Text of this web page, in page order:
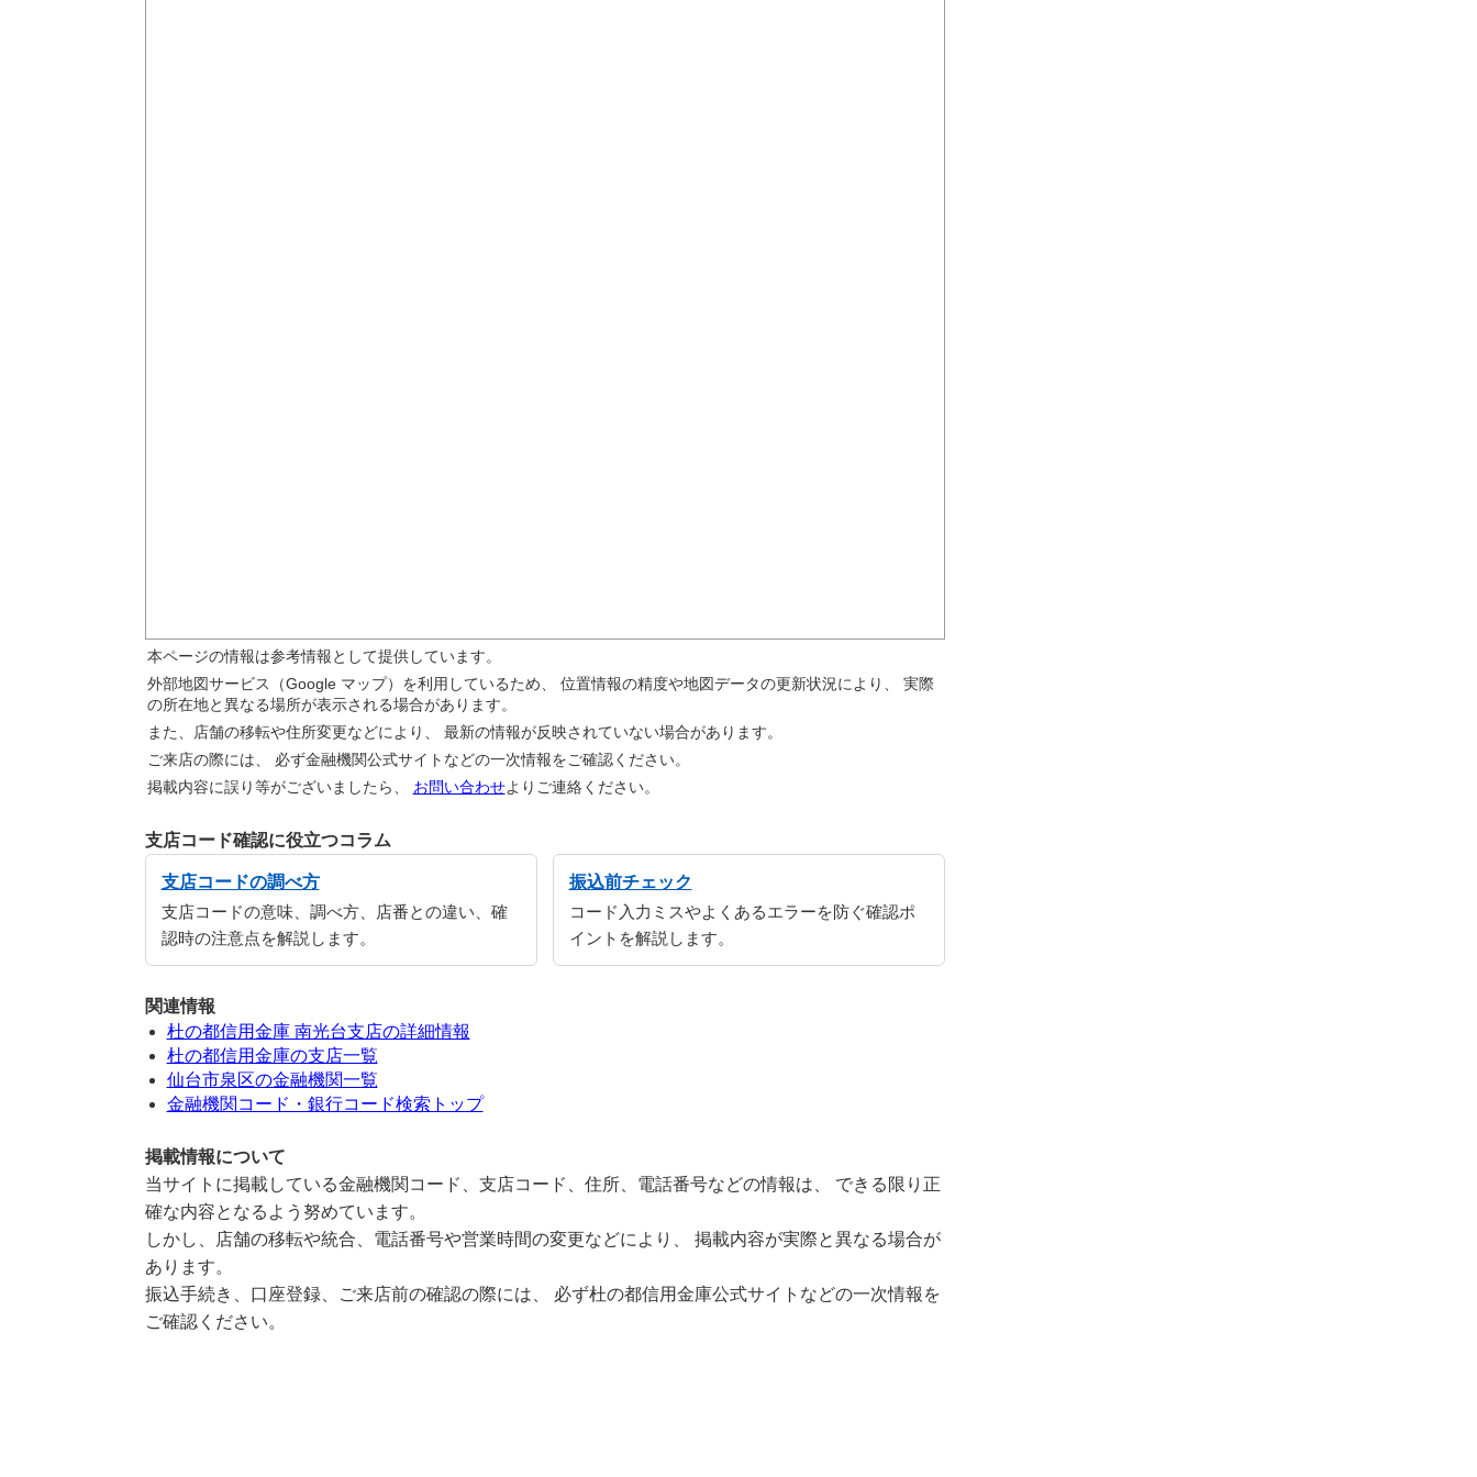
本ページの情報は参考情報として提供しています。
外部地図サービス（Google マップ）を利用しているため、 位置情報の精度や地図データの更新状況により、 実際
の所在地と異なる場所が表示される場合があります。
また、店舗の移転や住所変更などにより、 最新の情報が反映されていない場合があります。
ご来店の際には、 必ず金融機関公式サイトなどの一次情報をご確認ください。
掲載内容に誤り等がございましたら、 お問い合わせよりご連絡ください。
支店コード確認に役立つコラム
支店コードの調べ方
支店コードの意味、調べ方、店番との違い、確
認時の注意点を解説します。
振込前チェック
コード入力ミスやよくあるエラーを防ぐ確認ポ
イントを解説します。
関連情報
杜の都信用金庫 南光台支店の詳細情報
杜の都信用金庫の支店一覧
仙台市泉区の金融機関一覧
金融機関コード・銀行コード検索トップ
掲載情報について
当サイトに掲載している金融機関コード、支店コード、住所、電話番号などの情報は、 できる限り正
確な内容となるよう努めています。
しかし、店舗の移転や統合、電話番号や営業時間の変更などにより、 掲載内容が実際と異なる場合が
あります。
振込手続き、口座登録、ご来店前の確認の際には、 必ず杜の都信用金庫公式サイトなどの一次情報を
ご確認ください。